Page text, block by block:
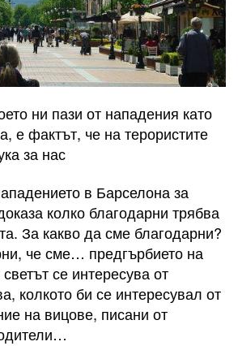
ни пази от нападения като
е фактът, че на терористите
за нас
в Барселона за
колко благодарни трябва
За какво да сме благодарни?
че сме… предгърбието на
се интересува от
колкото би се интересувал от
на вицове, писани от